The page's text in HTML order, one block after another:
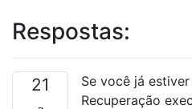
Respostas:
21
Se você já
Recuperação